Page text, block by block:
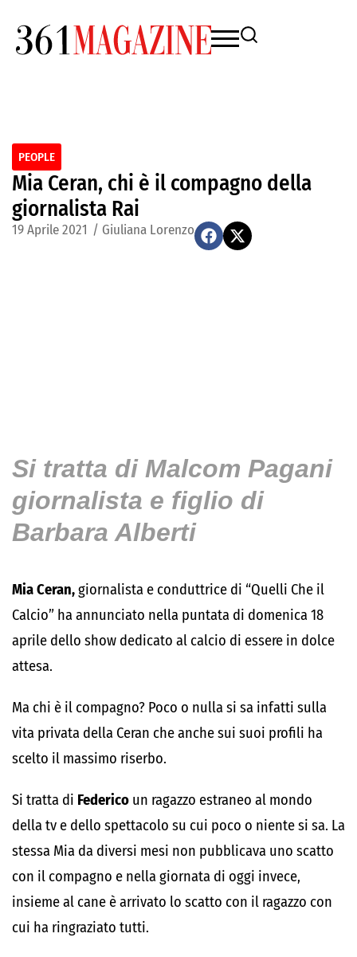
PEOPLE
Mia Ceran, chi è il compagno della
giornalista Rai
19 Aprile 2021 / Giuliana Lorenzo
Si tratta di Malcom Pagani
giornalista e figlio di
Barbara Alberti
Mia Ceran,giornalista e conduttrice di “Quelli Che il
Calcio” ha annunciato nella puntata di domenica 18
aprile dello show dedicato al calcio di essere in dolce
attesa.
Ma chi è il compagno? Poco o nulla si sa infatti sulla
vita privata della Ceran che anche sui suoi profili ha
scelto il massimo riserbo.
Si tratta di Federico un ragazzo estraneo al mondo
della tv e dello spettacolo su cui poco o niente si sa. La
stessa Mia da diversi mesi non pubblicava uno scatto
con il compagno e nella giornata di oggi invece,
insieme al cane è arrivato lo scatto con il ragazzo con
cui ha ringraziato tutti.